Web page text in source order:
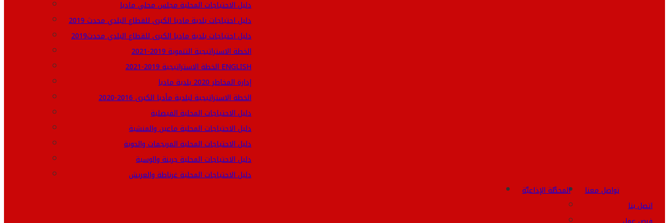
دليل الاحتياجات المحلية مجلس محلي مادبا
دليل احتياجات بلدية مادبا الكبرى للقطاع البلدي محدث 2019
دليل احتياجات بلدية مادبا الكبرى للقطاع البلدي محدث2019
الخطة الاستراتيجية التنموية 2019-2021
الخطة الاستراتيجية 2019-2021 ENGLISH
إدارة المخاطر 2020 بلدية مادبا
الخطة الاستراتيجية لبلدية مأدبا الكبرى 2016-2020
دليل الاحتياجات المحلية الفيصلية
دليل الاحتياجات المحلية ماعين والمنشية
دليل الاحتياجات المحلية المريجمات والحوية
دليل الاحتياجات المحلية جرينة والوسية
دليل الاحتياجات المحلية غرناطة والعريش
تواصل معنا
اتصل بنا
المحطَّة الإذاعيَّة